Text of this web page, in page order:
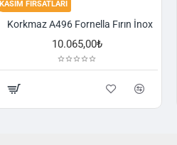
KASIM FIRSATLARI
Korkmaz A496 Fornella Fırın İnox
10.065,00₺